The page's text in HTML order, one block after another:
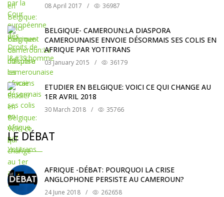
08 April 2017 / 36987
BELGIQUE- CAMEROUN:LA DIASPORA
CAMEROUNAISE ENVOIE DÉSORMAIS SES COLIS EN
AFRIQUE PAR YOTITRANS
03 January 2015 / 36179
ETUDIER EN BELGIQUE: VOICI CE QUI CHANGE AU
1ER AVRIL 2018
30 March 2018 / 35766
LE DÉBAT
AFRIQUE -DÉBAT: POURQUOI LA CRISE
ANGLOPHONE PERSISTE AU CAMEROUN?
24 June 2018 / 262658